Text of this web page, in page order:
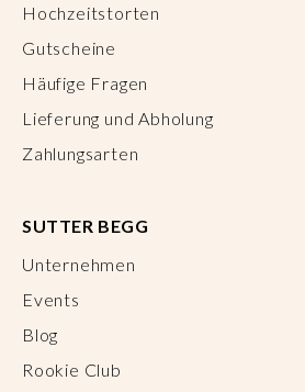
Hochzeitstorten
Gutscheine
Häufige Fragen
Lieferung und Abholung
Zahlungsarten
SUTTER BEGG
Unternehmen
Events
Blog
Rookie Club